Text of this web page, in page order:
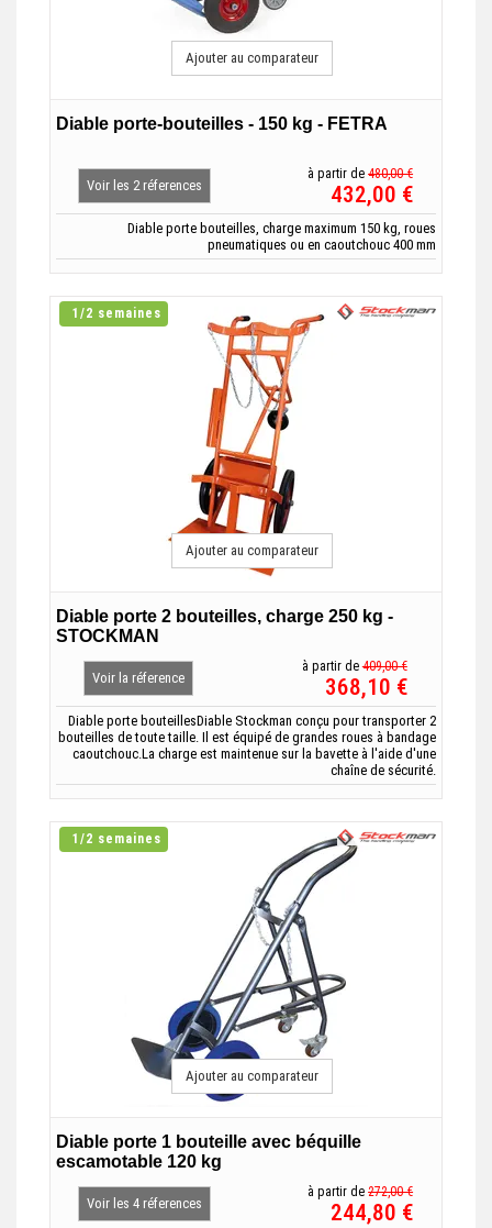
Diable porte-bouteilles - 150 kg - FETRA
Voir les 2 réferences
à partir de 480,00 €
432,00 €
Diable porte bouteilles, charge maximum 150 kg, roues
pneumatiques ou en caoutchouc 400 mm
Ajouter au comparateur
1/2 semaines
Diable porte 2 bouteilles, charge 250 kg -
STOCKMAN
Voir la réference
à partir de 409,00 €
368,10 €
Diable porte bouteillesDiable Stockman conçu pour transporter 2
bouteilles de toute taille. Il est équipé de grandes roues à bandage
caoutchouc.La charge est maintenue sur la bavette à l'aide d'une
chaîne de sécurité.
Ajouter au comparateur
1/2 semaines
Diable porte 1 bouteille avec béquille
escamotable 120 kg
Voir les 4 réferences
à partir de 272,00 €
244,80 €
Ajouter au comparateur